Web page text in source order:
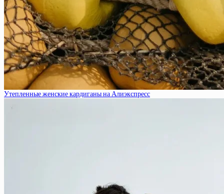
Утепленные женские кардиганы на Алиэкспресс